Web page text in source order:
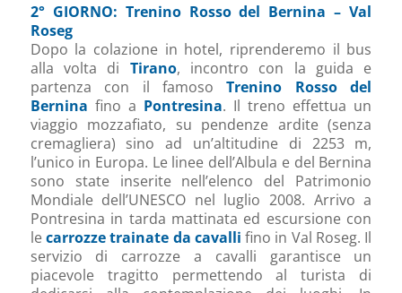
2° GIORNO: Trenino Rosso del Bernina – Val
Roseg
Dopo la colazione in hotel, riprenderemo il bus
alla volta di Tirano, incontro con la guida e
partenza con il famosoTrenino Rosso del
Bernina fino a Pontresina. Il treno effettua un
viaggio mozzafiato, su pendenze ardite (senza
cremagliera) sino ad un’altitudine di 2253 m,
l’unico in Europa. Le linee dell’Albula e del Bernina
sono state inserite nell’elenco del Patrimonio
Mondiale dell’UNESCO nel luglio 2008. Arrivo a
Pontresina in tarda mattinata ed escursione con
lecarrozze trainate da cavalli fino in Val Roseg. Il
servizio di carrozze a cavalli garantisce un
piacevole tragitto permettendo al turista di